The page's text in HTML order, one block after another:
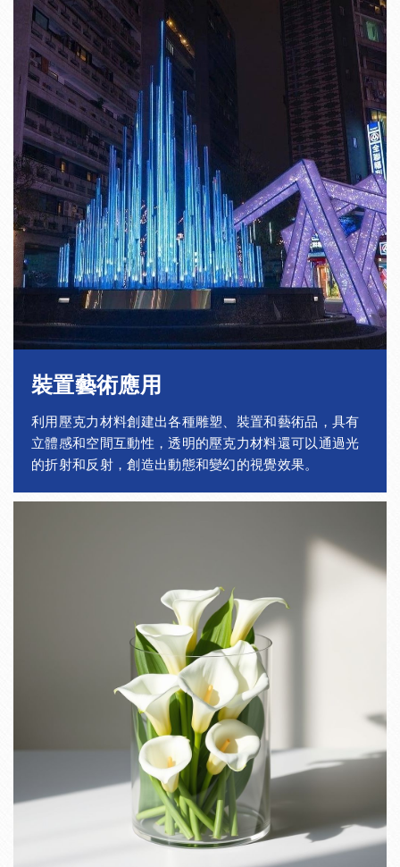
裝置藝術應用
利用壓克力材料創建出各種雕塑、裝置和藝術品，具有
立體感和空間互動性，透明的壓克力材料還可以通過光
的折射和反射，創造出動態和變幻的視覺效果。